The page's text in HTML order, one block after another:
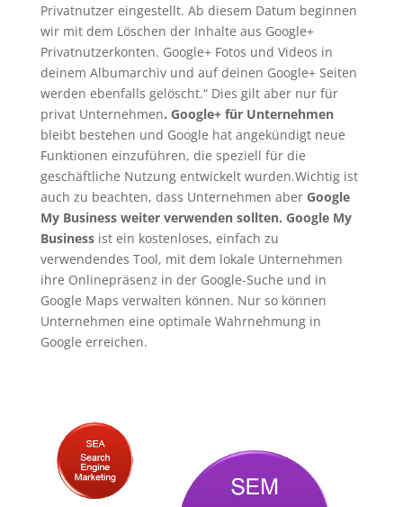
Privatnutzer eingestellt. Ab diesem Datum beginnen
wir mit dem Löschen der Inhalte aus Google+
Privatnutzerkonten. Google+ Fotos und Videos in
deinem Albumarchiv und auf deinen Google+ Seiten
werden ebenfalls gelöscht.“ Dies gilt aber nur für
privat Unternehmen. Google+ für Unternehmen
bleibt bestehen und Google hat angekündigt neue
Funktionen einzuführen, die speziell für die
geschäftliche Nutzung entwickelt wurden.Wichtig ist
auch zu beachten, dass Unternehmen aber Google
My Business weiter verwenden sollten. Google My
Business ist ein kostenloses, einfach zu
verwendendes Tool, mit dem lokale Unternehmen
ihre Onlinepräsenz in der Google-Suche und in
Google Maps verwalten können. Nur so können
Unternehmen eine optimale Wahrnehmung in
Google erreichen.